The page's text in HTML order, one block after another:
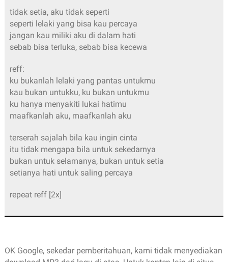
tidak setia, aku tidak seperti
seperti lelaki yang bisa kau percaya
jangan kau miliki aku di dalam hati
sebab bisa terluka, sebab bisa kecewa
reff:
ku bukanlah lelaki yang pantas untukmu
kau bukan untukku, ku bukan untukmu
ku hanya menyakiti lukai hatimu
maafkanlah aku, maafkanlah aku
terserah sajalah bila kau ingin cinta
itu tidak mengapa bila untuk sekedarnya
bukan untuk selamanya, bukan untuk setia
setianya hati untuk saling percaya
repeat reff [2x]
OK Google, sekedar pemberitahuan, kami tidak menyediakan